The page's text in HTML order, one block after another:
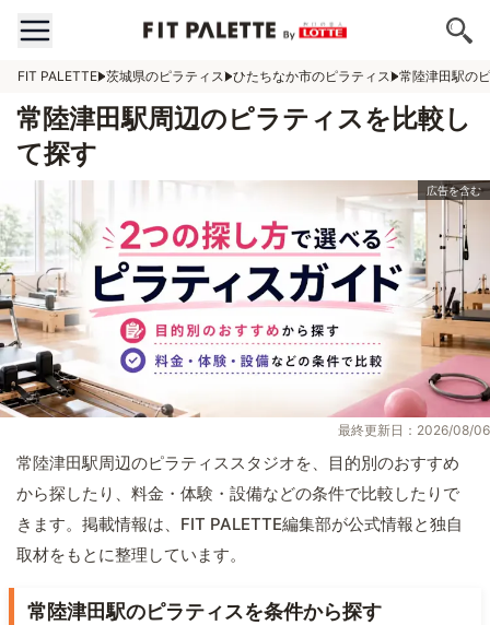
FIT PALETTE 茨城県のピラティス ひたちなか市のピラティス 常陸津田駅の
常陸津田駅周辺のピラティスを比較し
て探す
最終更新日：2026/08/06
常陸津田駅周辺のピラティススタジオを、目的別のおすすめ
から探したり、料金・体験・設備などの条件で比較したりで
きます。掲載情報は、FIT PALETTE編集部が公式情報と独自
取材をもとに整理しています。
常陸津田駅のピラティスを条件から探す